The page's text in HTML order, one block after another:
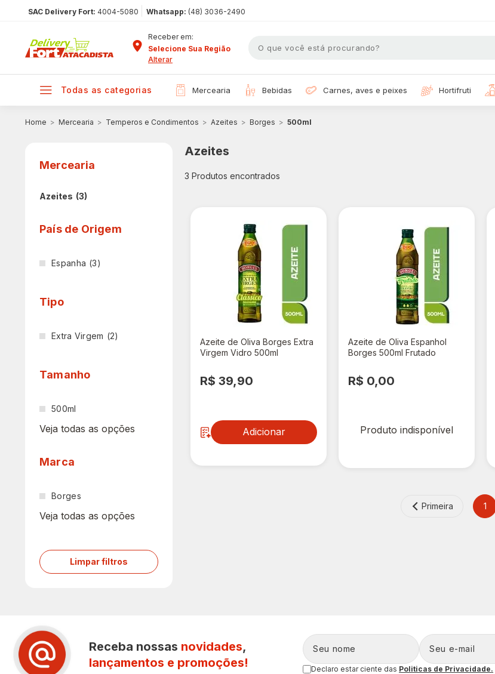
SAC Delivery Fort: 4004-5080 Whatsapp: (48) 3036-2490
Receber em:
Selecione Sua Região
Alterar
todas as categorias mercearia bebidas carnes, aves e peixes hortifruti
Mercearia Temperos e Condimentos Azeites Borges 500ml
Mercearia
Azeites (3)
Marca
Borges
Veja todas as opções
País de Origem
Espanha (3)
Tipo
Extra Virgem (2)
Tamanho
500ml
Veja todas as opções
Limpar filtros
Azeites
3 Produtos encontrados
Azeite de Oliva Borges Extra
Virgem Vidro 500ml
R$ 39,90
Adicionar
Azeite de Oliva Espanhol
Borges 500ml Frutado
R$ 0,00
Produto indisponível
Primeira 1
Receba nossas novidades,
lançamentos e promoções!
Declaro estar ciente das Politicas de Privacidade.